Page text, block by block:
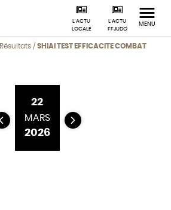
L'ACTU
FFJUDO
L'ACTU
LOCALE
MENU
Résultats / SHIAI TEST EFFICACITE COMBAT
22
MARS
2026